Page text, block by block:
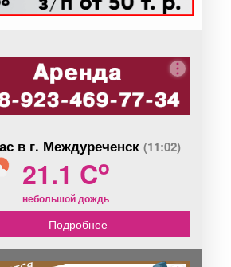
в г. Междуреченск (11:02)
21.1 Co
небольшой дождь
Подробнее